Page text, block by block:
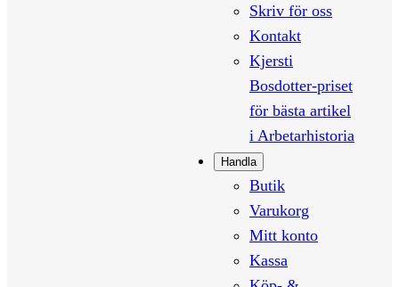
Skriv för oss
Kontakt
Kjersti
Bosdotter-priset
för bästa artikel
i Arbetarhistoria
Handla
Butik
Varukorg
Mitt konto
Kassa